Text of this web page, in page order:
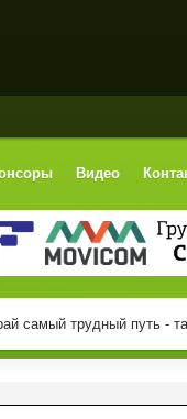
Видео
самый трудный путь -